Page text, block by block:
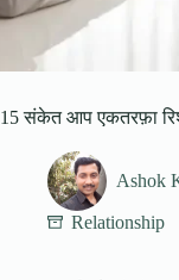
15 संकेत आप एकतरफ़ा
Ashok
Relationship